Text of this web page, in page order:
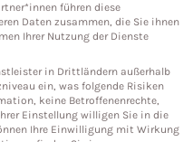
führen diese
Daten zusammen, die Sie ihnen
Ihrer Nutzung der Dienste
in Drittländern außerhalb
ein, was folgende Risiken
keine Betroffenenrechte,
Einstellung willigen Sie in die
Ihre Einwilligung mit Wirkung